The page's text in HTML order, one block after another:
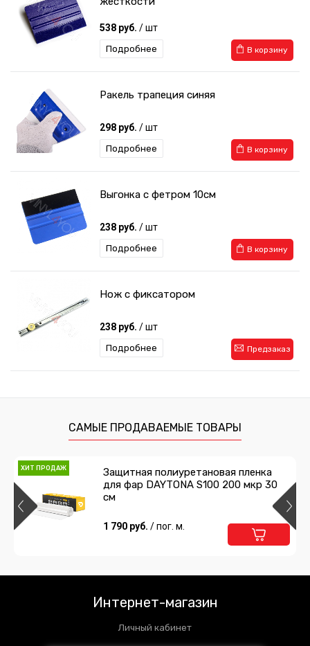
538 руб. / шт
В корзину
Подробнее
Ракель трапеция синяя
298 руб. / шт
В корзину
Подробнее
Выгонка с фетром 10см
238 руб. / шт
В корзину
Подробнее
Нож с фиксатором
238 руб. / шт
Предзаказ
Подробнее
1 485 руб./ шт
Двухсторонний скотч 3M
215 руб./ шт
Предзаказ
САМЫЕ ПРОДАВАЕМЫЕ ТОВАРЫ
ХИТ ПРОДАЖ
Защитная полиуретановая пленка
для фар DAYTONA S100 200 мкр 30
см
1 790 руб. / пог. м.
Интернет-магазин
Личный кабинет